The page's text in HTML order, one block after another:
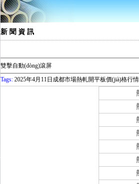
新 聞 資 訊
雙擊自動(dòng)滾屏
Tags: 2025年4月11日成都市場熱軋開平板價(jià)格行情